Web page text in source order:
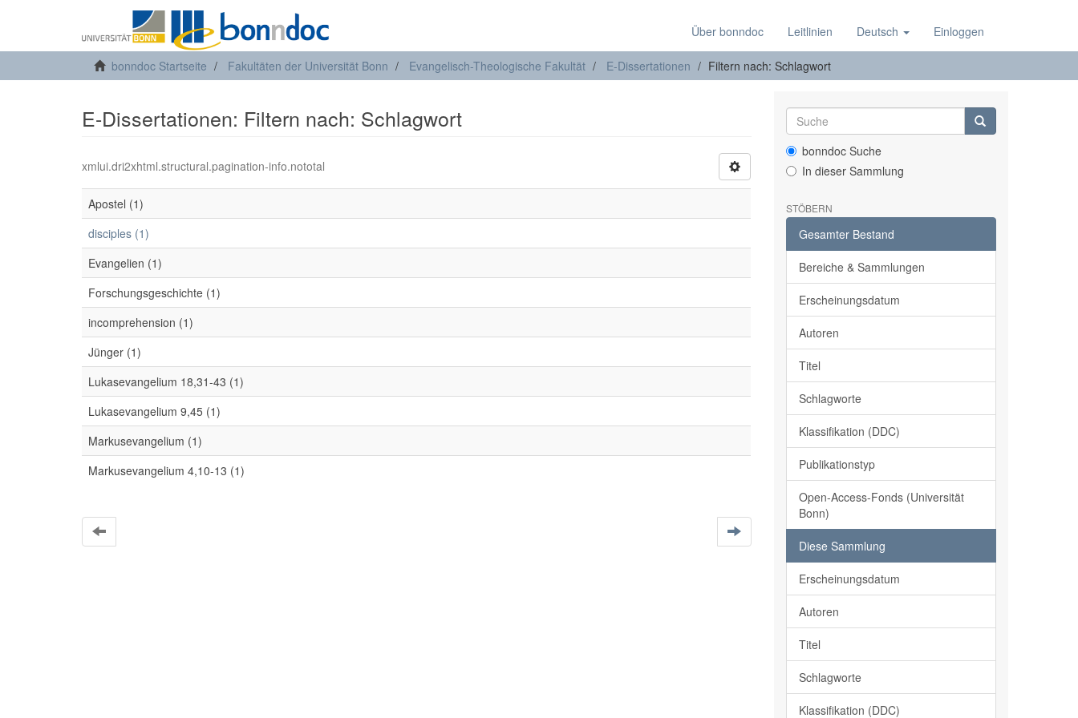
Über bonndoc Leitlinien Deutsch Einloggen
bonndoc Startseite Fakultäten der Universität Bonn Evangelisch-Theologische Fakultät E-Dissertationen Filtern nach: Schlagwort
E-Dissertationen: Filtern nach: Schlagwort
xmlui.dri2xhtml.structural.pagination-info.nototal
Apostel (1)
disciples (1)
Evangelien (1)
Forschungsgeschichte (1)
incomprehension (1)
Jünger (1)
Lukasevangelium 18,31-43 (1)
Lukasevangelium 9,45 (1)
Markusevangelium (1)
Markusevangelium 4,10-13 (1)
bonndoc Suche
In dieser Sammlung
STÖBERN
Gesamter Bestand
Bereiche & Sammlungen
Erscheinungsdatum
Autoren
Titel
Schlagworte
Klassifikation (DDC)
Publikationstyp
Open-Access-Fonds (Universität
Bonn)
Diese Sammlung
Erscheinungsdatum
Autoren
Titel
Schlagworte
Klassifikation (DDC)